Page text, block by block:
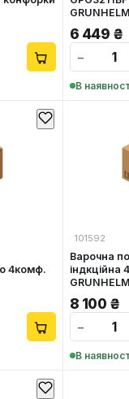
GRUNHELM
6 449 ₴
−
В
4комф.
101592
Варочна
індкційна
GRUNHELM
8 100 ₴
−
В